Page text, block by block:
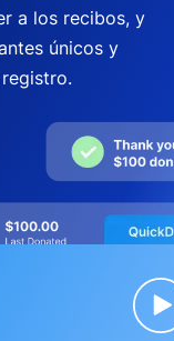
a los recibos, y
únicos y